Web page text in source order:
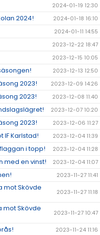
2024-01-19 12:30
2024! 2024-01-18 16:10
2024-01-11 14:55
2023-12-22 18:47
2023-12-15 10:05
2023-12-13 12:50
2023! 2023-12-09 14:26
2023! 2023-12-08 11:40
2023-12-07 10:20
2023! 2023-12-06 11:27
IF Karlstad! 2023-12-04 11:39
i topp! 2023-12-04 11:28
med en vinst! 2023-12-04 11:07
2023-11-27 11:41
mot Skövde
2023-11-27 11:18
mot Skövde
2023-11-27 10:47
2023-11-24 11:16